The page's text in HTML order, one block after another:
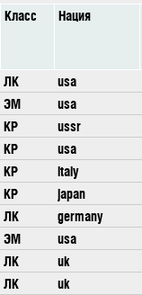
Класс Нация
ЛК usa
ЭМ
usa
КР
ussr
КР
usa
КР
italy
КР
japan
ЛК
germany
ЭМ
usa
ЛК
uk
ЛК
uk